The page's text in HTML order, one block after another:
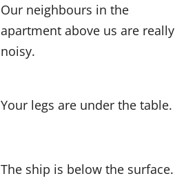
Our neighbours in the
apartment above us are really
noisy.
Your legs are under the table.
The ship is below the surface.